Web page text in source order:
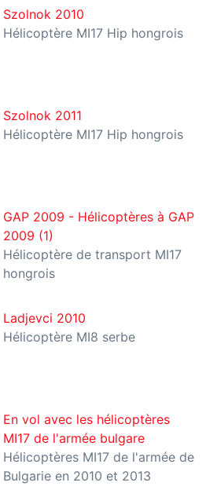
Szolnok 2010
Hélicoptère MI17 Hip hongrois
Szolnok 2011
Hélicoptère MI17 Hip hongrois
GAP 2009 - Hélicoptères à GAP
2009 (1)
Hélicoptère de transport MI17
hongrois
Ladjevci 2010
Hélicoptère MI8 serbe
En vol avec les hélicoptères
MI17 de l'armée bulgare
Hélicoptères MI17 de l'armée de
Bulgarie en 2010 et 2013